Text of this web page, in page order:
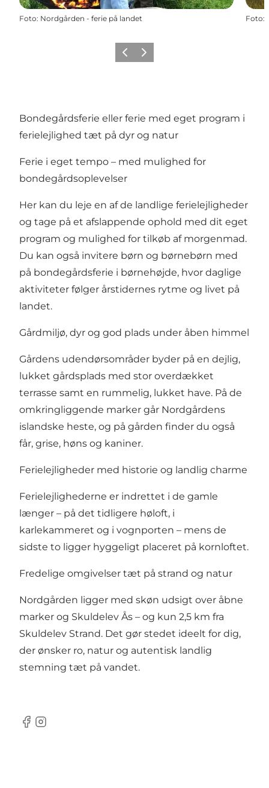
Foto: Nordgården - ferie på landet Foto:
Forrige billede
Næste billede
Bondegårdsferie eller ferie med eget program i
ferielejlighed tæt på dyr og natur
Ferie i eget tempo – med mulighed for
bondegårdsoplevelser
Her kan du leje en af de landlige ferielejligheder
og tage på et afslappende ophold med dit eget
program og mulighed for tilkøb af morgenmad.
Du kan også invitere børn og børnebørn med
på bondegårdsferie i børnehøjde, hvor daglige
aktiviteter følger årstidernes rytme og livet på
landet.
Gårdmiljø, dyr og god plads under åben himmel
Gårdens udendørsområder byder på en dejlig,
lukket gårdsplads med stor overdækket
terrasse samt en rummelig, lukket have. På de
omkringliggende marker går Nordgårdens
islandske heste, og på gården finder du også
får, grise, høns og kaniner.
Ferielejligheder med historie og landlig charme
Ferielejlighederne er indrettet i de gamle
længer – på det tidligere høloft, i
karlekammeret og i vognporten – mens de
sidste to ligger hyggeligt placeret på kornloftet.
Fredelige omgivelser tæt på strand og natur
Nordgården ligger med skøn udsigt over åbne
marker og Skuldelev Ås – og kun 2,5 km fra
Skuldelev Strand. Det gør stedet ideelt for dig,
der ønsker ro, natur og autentisk landlig
stemning tæt på vandet.
Facebook
Instagram